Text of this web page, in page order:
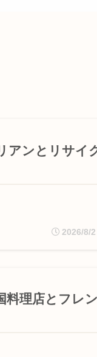
アンとリサイ
2026/8/2
料理店とフレン